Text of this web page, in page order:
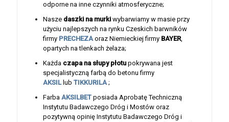
odporne na inne czynniki atmosferyczne;
Nasze daszki na murki wybarwiamy w masie przy
użyciu najlepszych na rynku Czeskich barwników
firmy PRECHEZA oraz Niemieckiej firmy BAYER,
opartych na tlenkach żelaza;
Każda czapa na słupy płotu pokrywana jest
specjalistyczną farbą do betonu firmy
AKSIL lub TIKKURILA;
Farba AKSILBET posiada Aprobatę Techniczną
Instytutu Badawczego Dróg i Mostów oraz
pozytywną opinię Instytutu Badawczego Dróg i